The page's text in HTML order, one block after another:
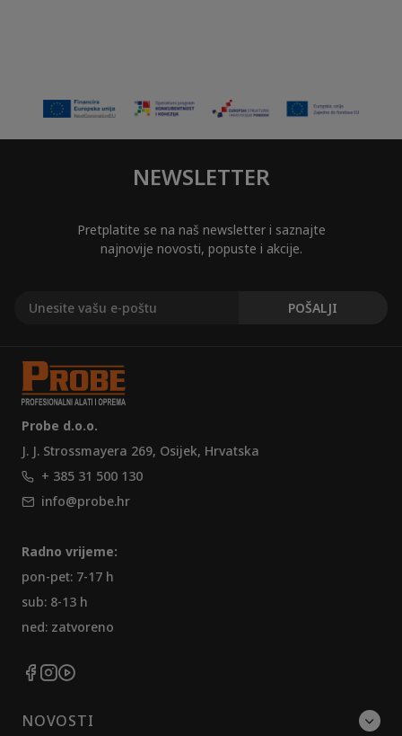
NEWSLETTER
Pretplatite se na naš newsletter i saznajte
najnovije novosti, popuste i akcije.
Probe d.o.o.
J. J. Strossmayera 269, Osijek, Hrvatska
+ 385 31 500 130
info@probe.hr
Radno vrijeme:
pon-pet: 7-17 h
sub: 8-13 h
ned: zatvoreno
NOVOSTI